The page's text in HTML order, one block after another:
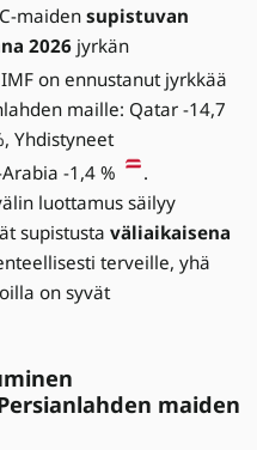
maiden supistuvan
2026 jyrkän
on ennustanut jyrkkää
maille: Qatar -14,7
Yhdistyneet
-1,4 %
.
luottamus säilyy
supistusta väliaikaisena
terveille, yhä
on syvät
maiden